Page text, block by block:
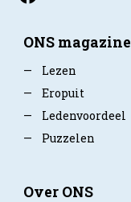
ONS magazine
—
Lezen
—
Eropuit
—
Ledenvoordeel
—
Puzzelen
Over ONS